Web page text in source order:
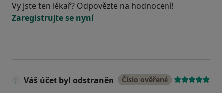
Vy jste ten lékař? Odpovězte na hodnocení!
Zaregistrujte se nyní
Váš účet byl odstraněn Číslo ověřené